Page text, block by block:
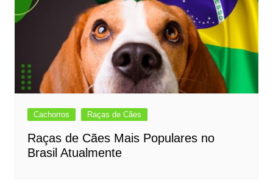
Cachorros Raças de Cães
Raças de Cães Mais Populares no
Brasil Atualmente